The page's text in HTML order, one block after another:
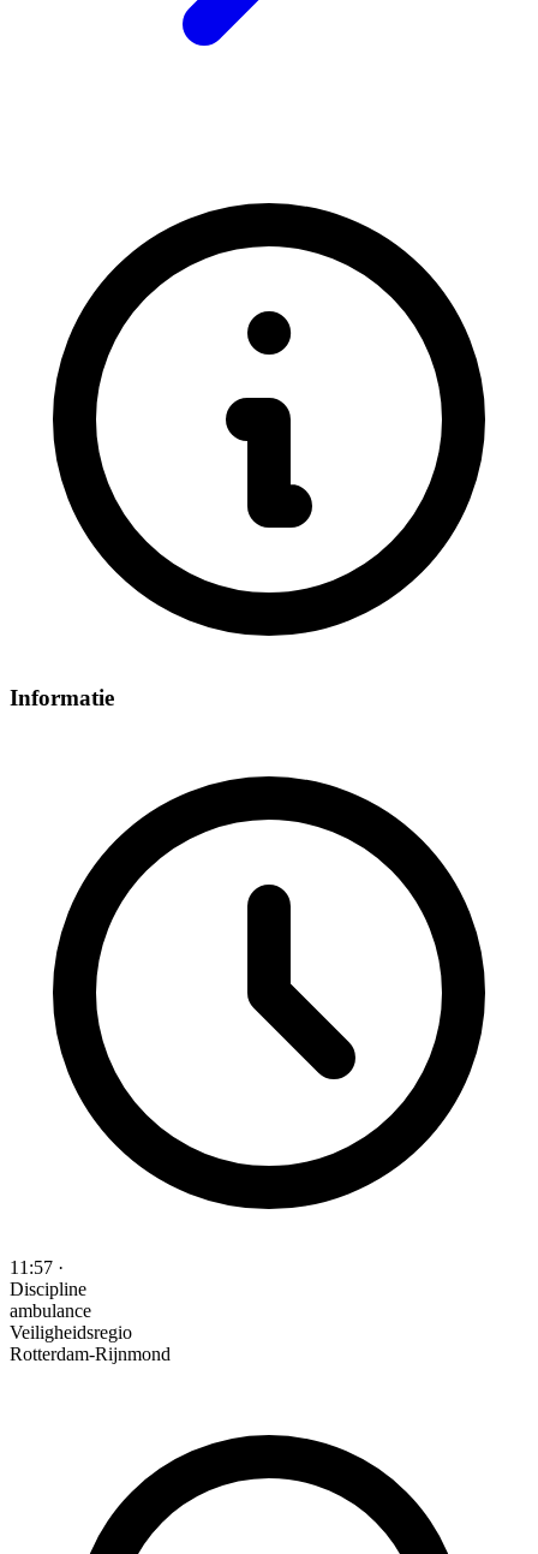
Informatie
11:57 ·
Discipline
ambulance
Veiligheidsregio
Rotterdam-Rijnmond